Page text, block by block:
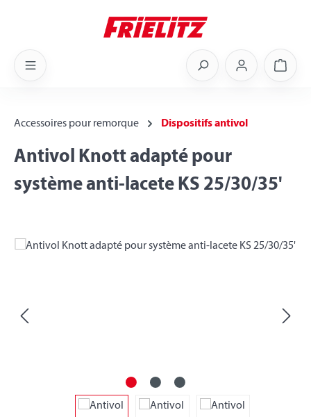
Accessoires pour remorque Dispositifs antivol
Antivol Knott adapté pour
système anti-lacete KS 25/30/35'
Skip image gallery